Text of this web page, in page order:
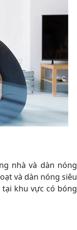
nhà và dàn nóng
và dàn nóng siêu
khu vực có bóng